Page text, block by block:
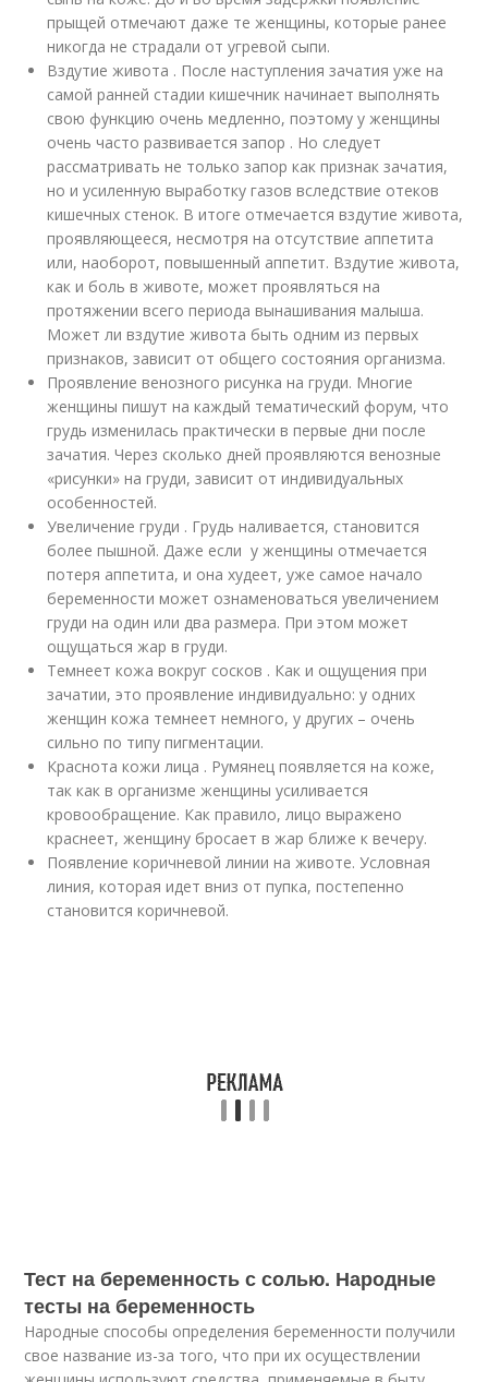
прыщей отмечают даже те женщины, которые ранее
никогда не страдали от угревой сыпи.
Вздутие живота . После наступления зачатия уже на
самой ранней стадии кишечник начинает выполнять
свою функцию очень медленно, поэтому у женщины
очень часто развивается запор . Но следует
рассматривать не только запор как признак зачатия,
но и усиленную выработку газов вследствие отеков
кишечных стенок. В итоге отмечается вздутие живота,
проявляющееся, несмотря на отсутствие аппетита
или, наоборот, повышенный аппетит. Вздутие живота,
как и боль в животе, может проявляться на
протяжении всего периода вынашивания малыша.
Может ли вздутие живота быть одним из первых
признаков, зависит от общего состояния организма.
Проявление венозного рисунка на груди. Многие
женщины пишут на каждый тематический форум, что
грудь изменилась практически в первые дни после
зачатия. Через сколько дней проявляются венозные
«рисунки» на груди, зависит от индивидуальных
особенностей.
Увеличение груди . Грудь наливается, становится
более пышной. Даже если у женщины отмечается
потеря аппетита, и она худеет, уже самое начало
беременности может ознаменоваться увеличением
груди на один или два размера. При этом может
ощущаться жар в груди.
Темнеет кожа вокруг сосков . Как и ощущения при
зачатии, это проявление индивидуально: у одних
женщин кожа темнеет немного, у других – очень
сильно по типу пигментации.
Краснота кожи лица . Румянец появляется на коже,
так как в организме женщины усиливается
кровообращение. Как правило, лицо выражено
краснеет, женщину бросает в жар ближе к вечеру.
Появление коричневой линии на животе. Условная
линия, которая идет вниз от пупка, постепенно
становится коричневой.
Тест на беременность с солью. Народные
тесты на беременность
Народные способы определения беременности получили
свое название из-за того, что при их осуществлении